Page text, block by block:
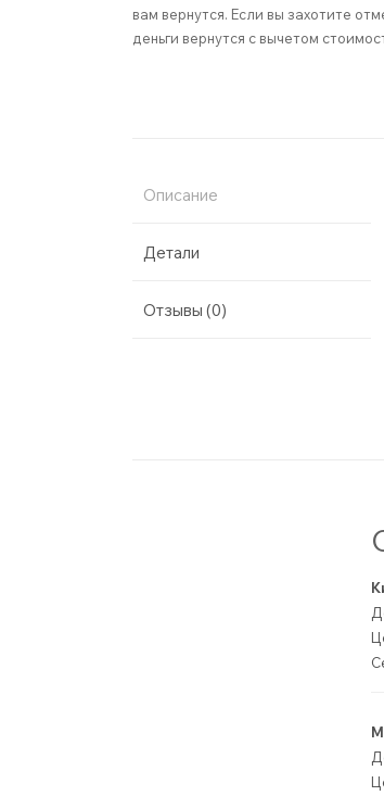
вам вернутся. Если вы захотите
деньги вернутся с вычетом
Описание
Детали
Отзывы (0)